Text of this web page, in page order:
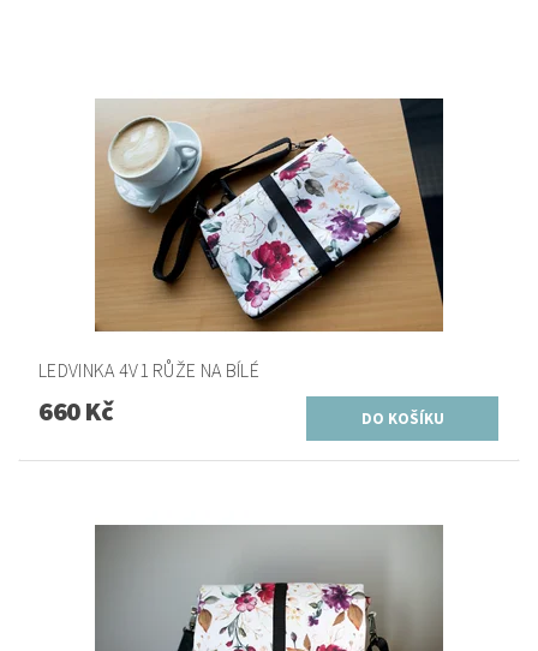
LEDVINKA 4V1 RŮŽE NA BÍLÉ
660 Kč